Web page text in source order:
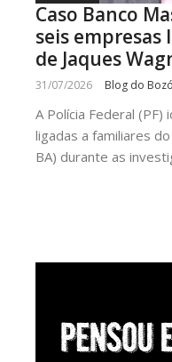
Caso Banco
seis empresas
de Jaques
31/07/2026 Blog do Bozó
A Polícia Federal
ligadas a familiares
BA) durante as